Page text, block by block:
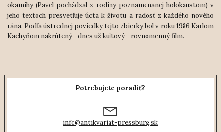
okamihy (Pavel pochádzal z rodiny poznamenanej holokaustom) v
jeho textoch presvetľuje úcta k životu a radosť z každého nového
rána. Podľa ústrednej poviedky tejto zbierky bol v roku 1986 Karlom
Kachyňom nakrútený - dnes už kultový - rovnomenný film.
Potrebujete poradiť?
info@antikvariat-pressburg.sk